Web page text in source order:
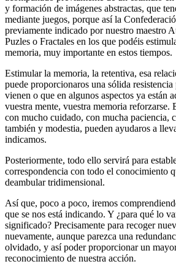
y formación de imágenes abstractas, que
mediante juegos, porque así la
previamente indicado por nuestro maestro
Puzles o Fractales en los que podéis
memoria, muy importante en estos tiempos.
Estimular la memoria, la retentiva, esa
puede proporcionaros una sólida
vienen o que en algunos aspectos ya están
vuestra mente, vuestra memoria reforzarse.
con mucho cuidado, con mucha paciencia,
también y modestia, pueden ayudaros a
indicamos.
Posteriormente, todo ello servirá para
correspondencia con todo el conocimiento
deambular tridimensional.
Así que, poco a poco, iremos
que se nos está indicando. Y ¿para qué lo
significado? Precisamente para recoger
nuevamente, aunque parezca una
olvidado, y así poder proporcionar un
reconocimiento de nuestra acción.